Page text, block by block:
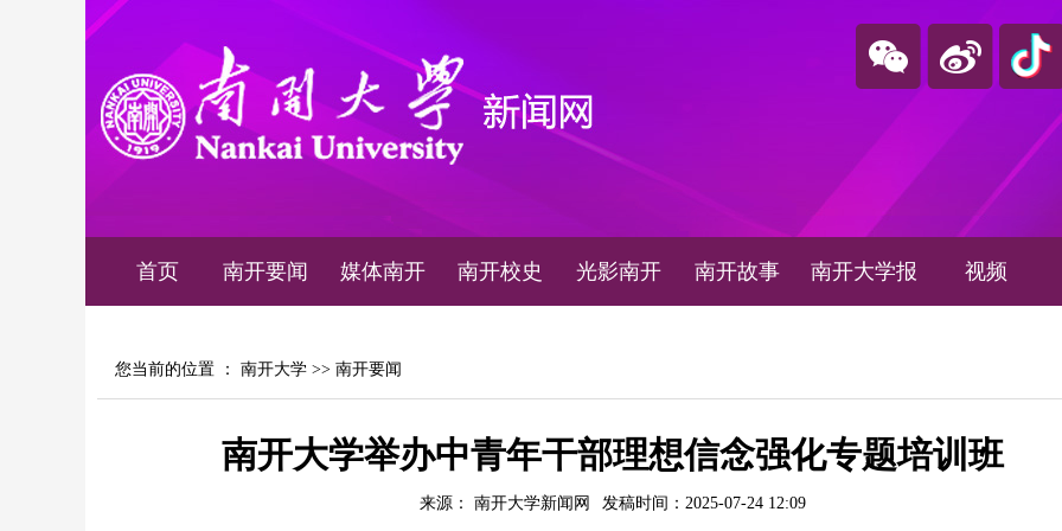
首页 南开要闻 媒体南开 南开校史 光影南开 南开故事 南开大学报 视频
您当前的位置 ： 南开大学 >> 南开要闻
南开大学举办中青年干部理想信念强化专题培训班
来源： 南开大学新闻网 发稿时间：2025-07-24 12:09